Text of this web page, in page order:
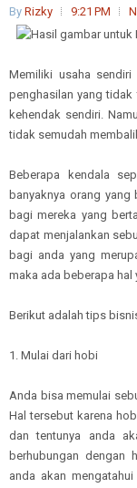
By Rizky 9:21 PM
Memiliki usaha sendiri
penghasilan yang
kehendak sendiri.
tidak semudah
Beberapa kendala
banyaknya orang
bagi mereka yang
dapat menjalankan
bagi anda yang
maka ada beberapa hal
Berikut adalah tips
1. Mulai dari hobi
Anda bisa memulai
Hal tersebut karena
dan tentunya anda
berhubungan dengan
anda akan